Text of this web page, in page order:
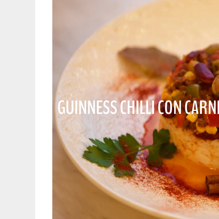
GUINNESS CHILLI CON